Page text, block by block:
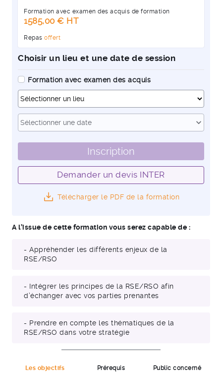
Formation avec examen des acquis de formation
1585,00 € HT
Repas offert
Choisir un lieu et une date de session
Formation avec examen des acquis
Sélectionner une date
expand_more
Inscription
Demander un devis INTER
Télécharger le PDF de la formation
A l’issue de cette formation vous serez capable de :
- Appréhender les différents enjeux de la
RSE/RSO
- Intégrer les principes de la RSE/RSO afin
d’échanger avec vos parties prenantes
- Prendre en compte les thématiques de la
RSE/RSO dans votre stratégie
Les objectifs Prérequis Public concerné